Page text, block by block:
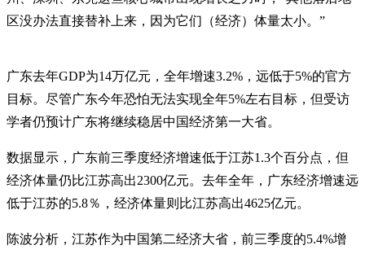
区没办法直接替补上来，因为它们（经济）体量太小。”
广东去年GDP为14万亿元，全年增速3.2%，远低于5%的官方
目标。尽管广东今年恐怕无法实现全年5%左右目标，但受访
学者仍预计广东将继续稳居中国经济第一大省。
数据显示，广东前三季度经济增速低于江苏1.3个百分点，但
经济体量仍比江苏高出2300亿元。去年全年，广东经济增速远
低于江苏的5.8％，经济体量则比江苏高出4625亿元。
陈波分析，江苏作为中国第二经济大省，前三季度的5.4%增